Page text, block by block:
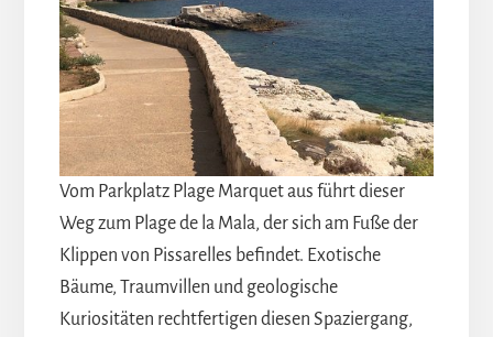
Vom Parkplatz Plage Marquet aus führt dieser
Weg zum Plage de la Mala, der sich am Fuße der
Klippen von Pissarelles befindet. Exotische
Bäume, Traumvillen und geologische
Kuriositäten rechtfertigen diesen Spaziergang,